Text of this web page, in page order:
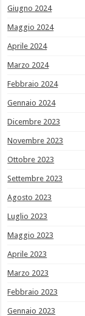
Giugno 2024
Maggio 2024
Aprile 2024
Marzo 2024
Febbraio 2024
Gennaio 2024
Dicembre 2023
Novembre 2023
Ottobre 2023
Settembre 2023
Agosto 2023
Luglio 2023
Maggio 2023
Aprile 2023
Marzo 2023
Febbraio 2023
Gennaio 2023